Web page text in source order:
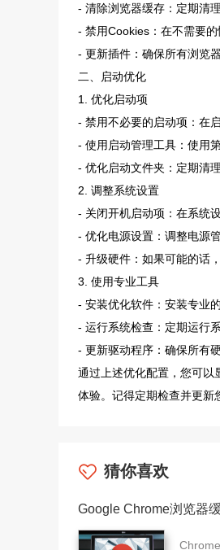
- 清除浏览器缓存：定期清
- 禁用Cookies：在不需要
- 更新插件：确保所有浏览
二、启动优化
1. 优化启动项
- 禁用不必要的启动项：在
- 使用启动管理工具：使用
- 优化启动文件夹：定期清
2. 调整系统设置
- 关闭开机启动项：在系统
- 优化电源设置：调整电源
- 升级硬件：如果可能的话
3. 使用专业工具
- 安装优化软件：安装专业
- 运行系统检查：定期运行
- 更新驱动程序：确保所有
通过上述优化配置，您可以
体验。记得定期检查并更新
猜你喜欢
Google Chrome浏览器